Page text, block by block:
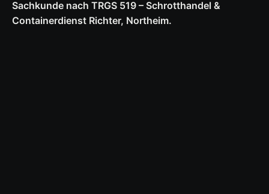
Sachkunde nach TRGS 519 – Schrotthandel &
Containerdienst Richter, Northeim.